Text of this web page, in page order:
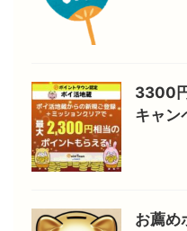
3300
キャン
お薦め